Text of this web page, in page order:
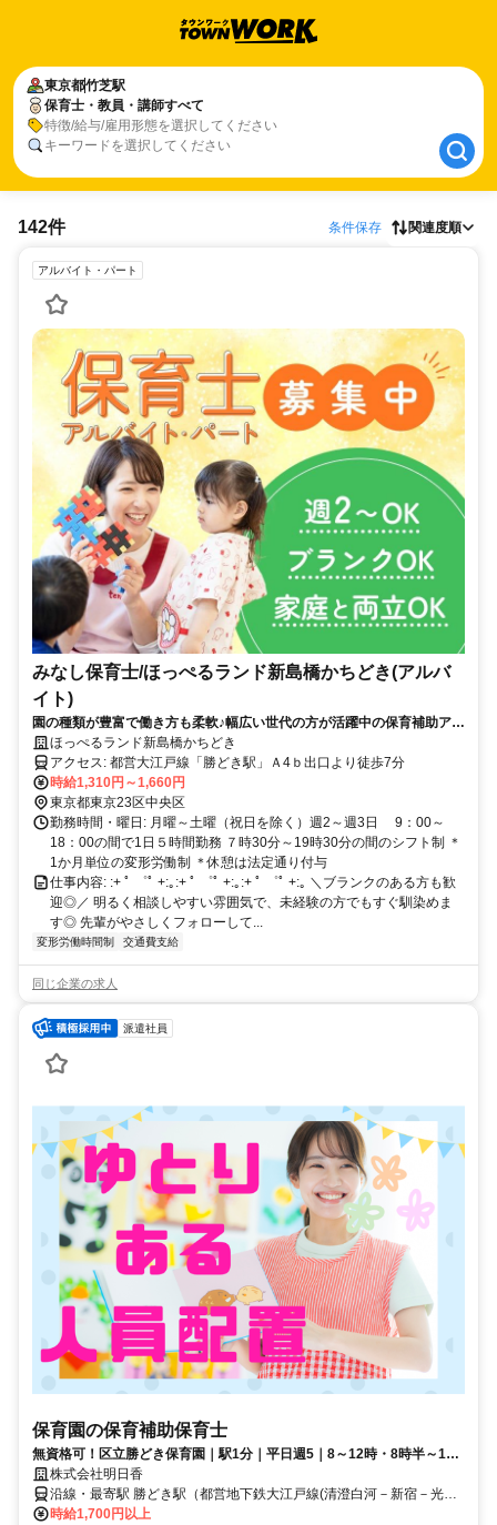
東京都竹芝駅
保育士・教員・講師すべて
特徴/給与/雇用形態を選択してください
キーワードを選択してください
東京都竹芝駅
保育士・教員・講師すべて
142件 条件保存 関連度順
アルバイト・パート
みなし保育士/ほっぺるランド新島橋かちどき(アルバ
イト)
園の種類が豊富で働き方も柔軟♪幅広い世代の方が活躍中の保育補助アル
バイト！髪色・ネイルOKで“自分らしく”週2日から働けます◎
ほっぺるランド新島橋かちどき
アクセス: 都営大江戸線「勝どき駅」Ａ4ｂ出口より徒歩7分
時給1,310円～1,660円
東京都東京23区中央区
勤務時間・曜日: 月曜～土曜（祝日を除く）週2～週3日 9：00～
18：00の間で1日５時間勤務 ７時30分～19時30分の間のシフト制 ＊
1か月単位の変形労働制 ＊休憩は法定通り付与
仕事内容: :+ ﾟ ゜ﾟ +:｡:+ ﾟ ゜ﾟ +:｡:+ ﾟ ゜ﾟ +:｡ ＼ブランクのある方も歓
迎◎／ 明るく相談しやすい雰囲気で、未経験の方でもすぐ馴染めま
す◎ 先輩がやさしくフォローして...
変形労働時間制 交通費支給
同じ企業の求人
派遣社員
保育園の保育補助保育士
無資格可！区立勝どき保育園｜駅1分｜平日週5｜8～12時・8時半～12
時半・14時半～18時半で相談
株式会社明日香
沿線・最寄駅 勝どき駅（都営地下鉄大江戸線(清澄白河－新宿－光が
丘)）より徒歩1分月島駅（都営大江戸線/東京メトロ有楽町線）より徒
時給1,700円以上